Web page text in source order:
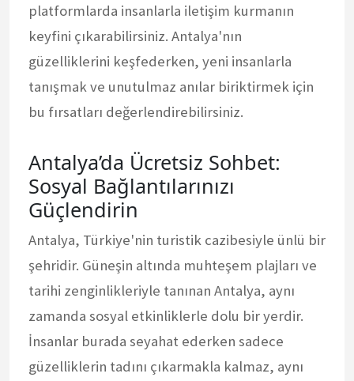
platformlarda insanlarla iletişim kurmanın
keyfini çıkarabilirsiniz. Antalya'nın
güzelliklerini keşfederken, yeni insanlarla
tanışmak ve unutulmaz anılar biriktirmek için
bu fırsatları değerlendirebilirsiniz.
Antalya’da Ücretsiz Sohbet:
Sosyal Bağlantılarınızı
Güçlendirin
Antalya, Türkiye'nin turistik cazibesiyle ünlü bir
şehridir. Güneşin altında muhteşem plajları ve
tarihi zenginlikleriyle tanınan Antalya, aynı
zamanda sosyal etkinliklerle dolu bir yerdir.
İnsanlar burada seyahat ederken sadece
güzelliklerin tadını çıkarmakla kalmaz, aynı